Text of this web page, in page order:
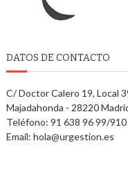
DATOS DE CONTACTO
C/ Doctor Calero 19, Local
Majadahonda - 28220
Teléfono: 91 638 96 99/
Email: hola@urgestion.es